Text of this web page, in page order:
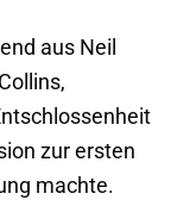
aus Neil
zur ersten
machte.